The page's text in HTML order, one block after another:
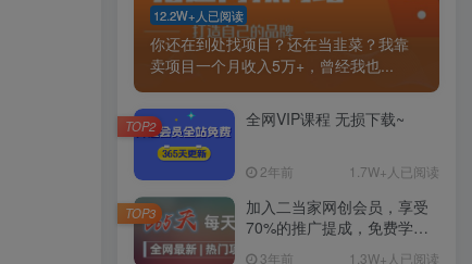
12.2W+人已阅读
你还在到处找项目？还在当韭菜？我靠
卖项目一个月收入5万+，曾经我也...
全网VIP课程 无损下载~
2年前 1.7W+人已阅读
TOP2
加入二当家网创会员，享受
70%的推广提成，免费学习
3年前 1.3W+人已阅读
TOP3